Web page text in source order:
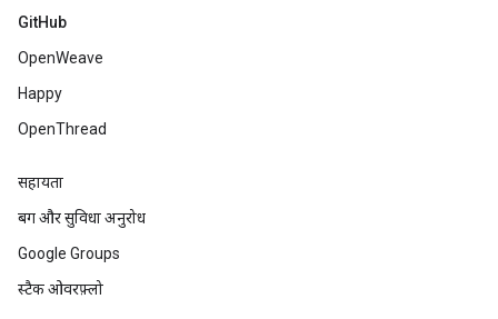
GitHub
OpenWeave
Happy
OpenThread
सहायता
बग और सुविधा अनुरोध
Google Groups
स्टैक ओवरफ़्लो